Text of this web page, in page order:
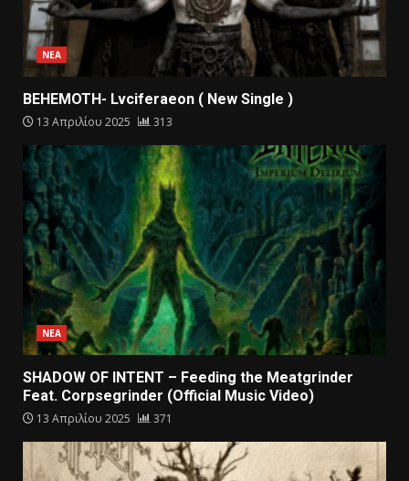
ΝΕΑ
BEHEMOTH- Lvciferaeon ( New Single )
13 Απριλίου 2025 313
ΝΕΑ
SHADOW OF INTENT – Feeding the Meatgrinder
Feat. Corpsegrinder (Official Music Video)
13 Απριλίου 2025 371